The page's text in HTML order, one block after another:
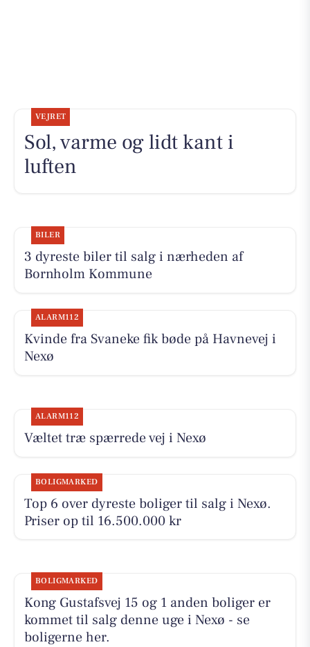
VEJRET
Sol, varme og lidt kant i
luften
BILER
3 dyreste biler til salg i nærheden af
Bornholm Kommune
ALARM112
Kvinde fra Svaneke fik bøde på Havnevej i
Nexø
ALARM112
Væltet træ spærrede vej i Nexø
BOLIGMARKED
Top 6 over dyreste boliger til salg i Nexø.
Priser op til 16.500.000 kr
BOLIGMARKED
Kong Gustafsvej 15 og 1 anden boliger er
kommet til salg denne uge i Nexø - se
boligerne her.